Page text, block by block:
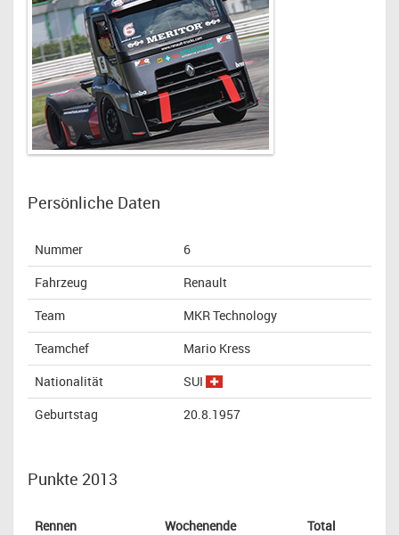
Persönliche Daten
Nummer
6
Fahrzeug
Renault
Team
MKR Technology
Teamchef
Mario Kress
Nationalität
SUI
Geburtstag
20.8.1957
Punkte 2013
Rennen Wochenende
Total